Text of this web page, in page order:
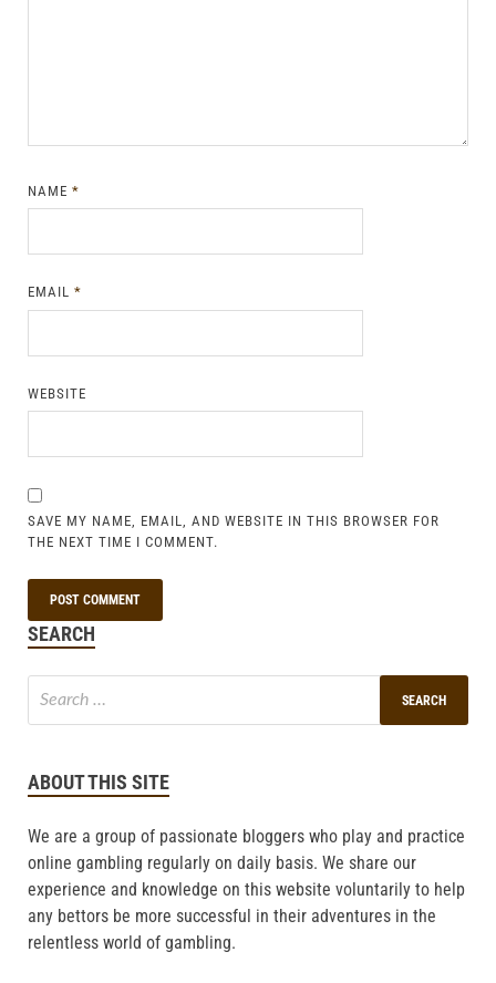
NAME*
EMAIL*
WEBSITE
SAVE MY NAME, EMAIL, AND WEBSITE IN THIS BROWSER FOR
THE NEXT TIME I COMMENT.
SEARCH
ABOUT THIS SITE
We are a group of passionate bloggers who play and practice
online gambling regularly on daily basis. We share our
experience and knowledge on this website voluntarily to help
any bettors be more successful in their adventures in the
relentless world of gambling.